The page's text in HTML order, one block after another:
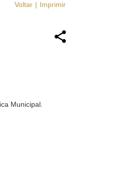
Voltar Imprimir
Municipal.